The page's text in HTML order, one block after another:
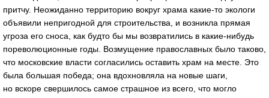
притчу. Неожиданно территорию вокруг храма какие-то экологи
объявили непригодной для строительства, и возникла прямая
угроза его сноса, как будто бы мы возвратились в какие-нибудь
пореволюционные годы. Возмущение православных было таково,
что московские власти согласились оставить храм на месте. Это
была большая победа; она вдохновляла на новые шаги,
но вскоре свершилось самое страшное из всего, что могло